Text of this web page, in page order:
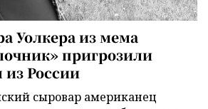
Уолкера из мема
пригрозили
России
сыровар американец